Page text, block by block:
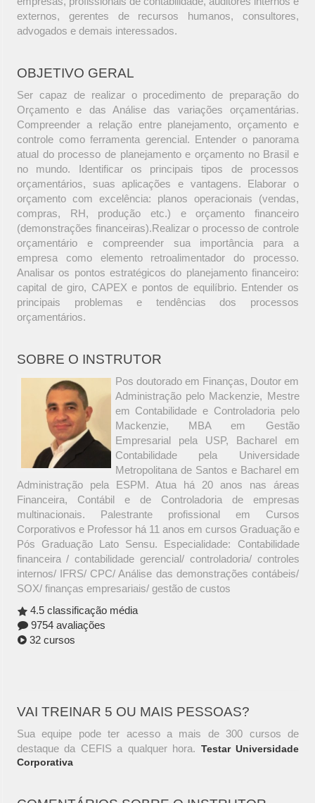
externos, gerentes de recursos humanos, consultores,
advogados e demais interessados.
OBJETIVO GERAL
Ser capaz de realizar o procedimento de preparação do
Orçamento e das Análise das variações orçamentárias.
Compreender a relação entre planejamento, orçamento e
controle como ferramenta gerencial. Entender o panorama
atual do processo de planejamento e orçamento no Brasil e
no mundo. Identificar os principais tipos de processos
orçamentários, suas aplicações e vantagens. Elaborar o
orçamento com excelência: planos operacionais (vendas,
compras, RH, produção etc.) e orçamento financeiro
(demonstrações financeiras).Realizar o processo de controle
orçamentário e compreender sua importância para a
empresa como elemento retroalimentador do processo.
Analisar os pontos estratégicos do planejamento financeiro:
capital de giro, CAPEX e pontos de equilíbrio. Entender os
principais problemas e tendências dos processos
orçamentários.
SOBRE O INSTRUTOR
Pos doutorado em Finanças, Doutor em
Administração pelo Mackenzie, Mestre
em Contabilidade e Controladoria pelo
Mackenzie, MBA em Gestão
Empresarial pela USP, Bacharel em
Contabilidade pela Universidade
Metropolitana de Santos e Bacharel em
Administração pela ESPM. Atua há 20 anos nas áreas
Financeira, Contábil e de Controladoria de empresas
multinacionais. Palestrante profissional em Cursos
Corporativos e Professor há 11 anos em cursos Graduação e
Pós Graduação Lato Sensu. Especialidade: Contabilidade
financeira / contabilidade gerencial/ controladoria/ controles
internos/ IFRS/ CPC/ Análise das demonstrações contábeis/
SOX/ finanças empresariais/ gestão de custos
4.5 classificação média
9754 avaliações
32 cursos
VAI TREINAR 5 OU MAIS PESSOAS?
Sua equipe pode ter acesso a mais de 300 cursos de
destaque da CEFIS a qualquer hora. Testar Universidade
Corporativa